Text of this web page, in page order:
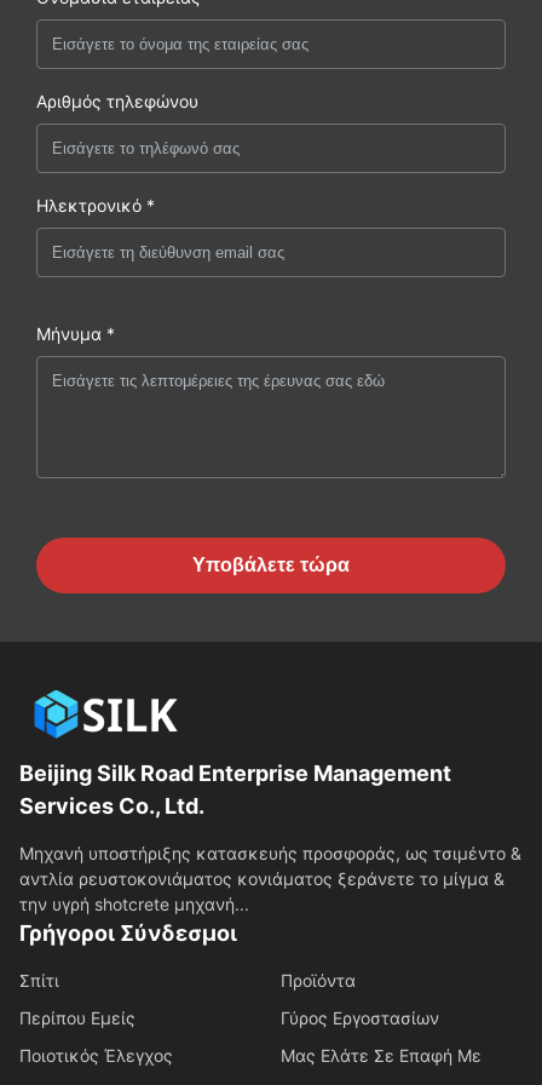
Αριθμός τηλεφώνου
Ηλεκτρονικό *
Μήνυμα *
Υποβάλετε τώρα
Beijing Silk Road Enterprise Management
Services Co., Ltd.
Μηχανή υποστήριξης κατασκευής προσφοράς, ως τσιμέντο &
αντλία ρευστοκονιάματος κονιάματος ξεράνετε το μίγμα &
την υγρή shotcrete μηχανή...
Γρήγοροι Σύνδεσμοι
Σπίτι
Προϊόντα
Περίπου Εμείς
Γύρος Εργοστασίων
Ποιοτικός Έλεγχος
Μας Ελάτε Σε Επαφή Με